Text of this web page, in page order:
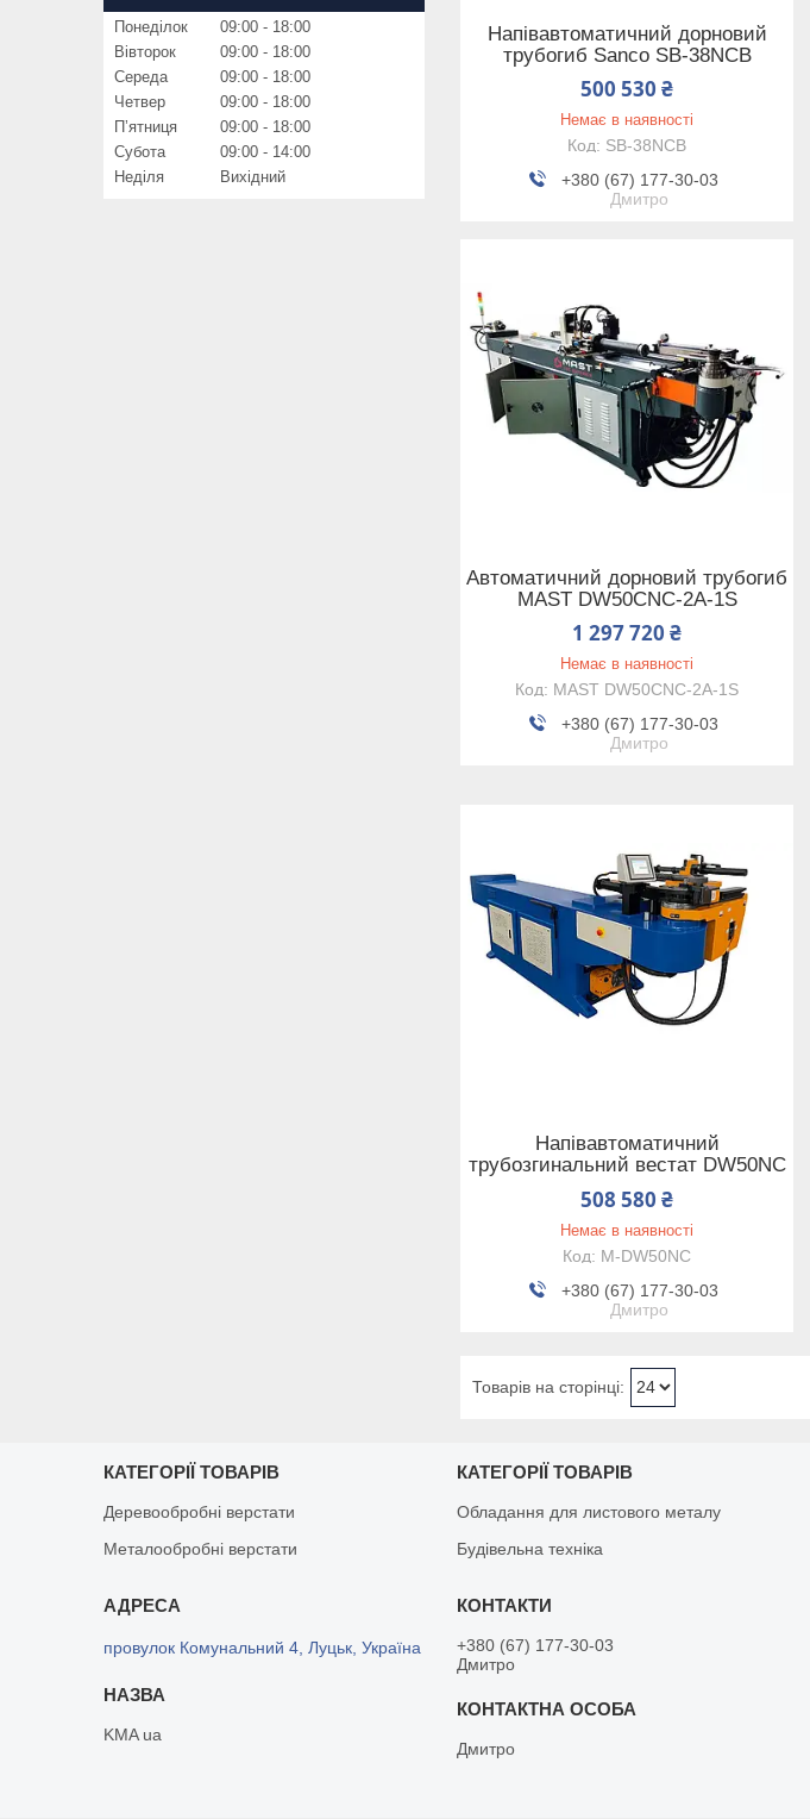
Напівавтоматичний дорновий
трубогиб Sanco SB-38NCB
500 530 ₴
Немає в наявності
SB-38NCB
+380 (67) 177-30-03
Дмитро
Автоматичний дорновий трубогиб
MAST DW50CNC-2A-1S
1 297 720 ₴
Немає в наявності
MAST DW50CNC-2A-1S
+380 (67) 177-30-03
Дмитро
Напівавтоматичний
трубозгинальний вестат DW50NC
508 580 ₴
Немає в наявності
M-DW50NC
+380 (67) 177-30-03
Дмитро
Понеділок 09:00
18:00
Вівторок
09:00
18:00
Середа
09:00
18:00
Четвер
09:00
18:00
Пʼятниця
09:00
18:00
Субота
09:00
14:00
Неділя
Вихідний
КАТЕГОРІЇ ТОВАРІВ
Деревообробні верстати
Металообробні верстати
КАТЕГОРІЇ ТОВАРІВ
Обладання для листового металу
Будівельна техніка
провулок Комунальний 4, Луцьк, Україна
KMA ua
+380 (67) 177-30-03
Дмитро
Дмитро